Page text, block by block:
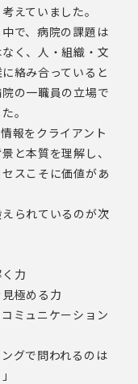
えていました。
で、病院の課題は
く、人・組織・文
絡み合っていると
の一職員の立場で
。
報をクライアント
と本質を理解し、
スこそに価値があ
られているのが次
力
極める力
ミュニケーション
グで問われるのは